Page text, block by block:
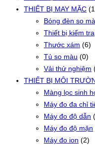
THIẾT BỊ MAY MẶC
Bóng đèn so
Thiết bị kiểm tra
Thước xám (6)
Tủ so màu (0)
Vải thử nghiệm
THIẾT BỊ MÔI
Màng lọc sinh
Máy đo đa chỉ
Máy đo độ dẫn
Máy đo độ mặn
Máy đo ion (2)